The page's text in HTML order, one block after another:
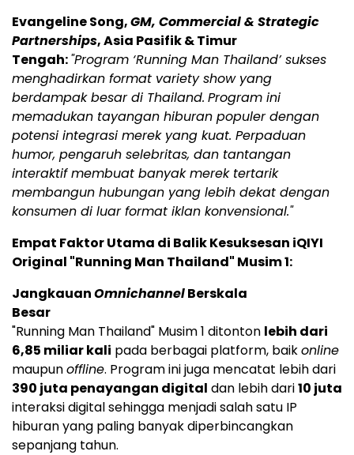
Evangeline Song,GM, Commercial & Strategic
Partnerships, Asia Pasifik & Timur
Tengah:"Program ‘Running Man Thailand’ sukses
menghadirkan format variety show yang
berdampak besar di Thailand. Program ini
memadukan tayangan hiburan populer dengan
potensi integrasi merek yang kuat. Perpaduan
humor, pengaruh selebritas, dan tantangan
interaktif membuat banyak merek tertarik
membangun hubungan yang lebih dekat dengan
konsumen di luar format iklan konvensional."
Empat Faktor Utama di Balik Kesuksesan iQIYI
Original "Running Man Thailand" Musim 1:
JangkauanOmnichannelBerskala
Besar
"Running Man Thailand" Musim 1 ditonton lebih dari
6,85 miliar kali pada berbagai platform, baikonline
maupunoffline. Program ini juga mencatat lebih dari
390 juta penayangan digital dan lebih dari10 juta
interaksi digital sehingga menjadi salah satu IP
hiburan yang paling banyak diperbincangkan
sepanjang tahun.